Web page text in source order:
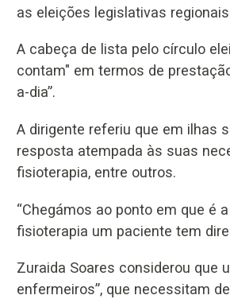
as eleições legislativas
A cabeça de lista pelo círculo
contam" em termos de
a-dia”.
A dirigente referiu que em ilhas
resposta atempada às suas
fisioterapia, entre outros.
“Chegámos ao ponto em que é
fisioterapia um paciente tem
Zuraida Soares considerou que
enfermeiros”, que necessitam